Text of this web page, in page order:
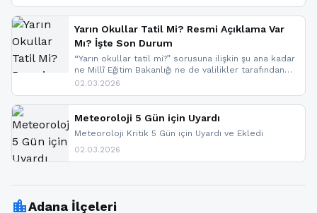
yapıldı. İşte son dakika meteoroloji gelişmeleri.
Yarın Okullar Tatil Mi? Resmi Açıklama Var
Mı? İşte Son Durum
“Yarın okullar tatil mi?” sorusuna ilişkin şu ana kadar
ne Millî Eğitim Bakanlığı ne de valilikler tarafından
yapılmış resmi bir tatil açıklaması bulunmamaktadır.
paylaşacağız. En hızlı şekilde haberdar olmak için
sitemizi takip edebilir ve bildirimleri açabilirsiniz.
02.03.2026
Meteoroloji 5 Gün için Uyardı
Meteoroloji Kritik 5 Gün için Uyardı ve Ekledi
02.03.2026
location_cityAdana İlçeleri